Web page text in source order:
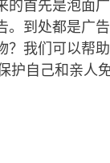
的首先是泡面
。到处都是广
？我们可以帮
护自己和亲人